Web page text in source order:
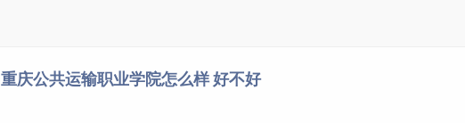
重庆公共运输职业学院怎么样 好不好